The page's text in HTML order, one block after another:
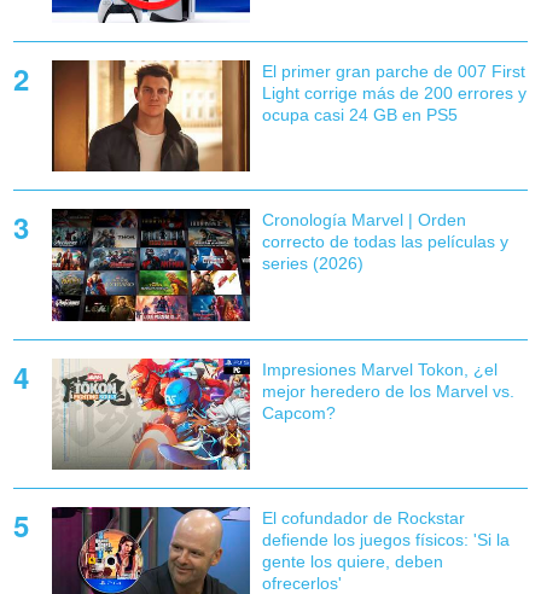
El primer gran parche de 007 First
Light corrige más de 200 errores y
ocupa casi 24 GB en PS5
Cronología Marvel | Orden
correcto de todas las películas y
series (2026)
Impresiones Marvel Tokon, ¿el
mejor heredero de los Marvel vs.
Capcom?
El cofundador de Rockstar
defiende los juegos físicos: 'Si la
gente los quiere, deben
ofrecerlos'